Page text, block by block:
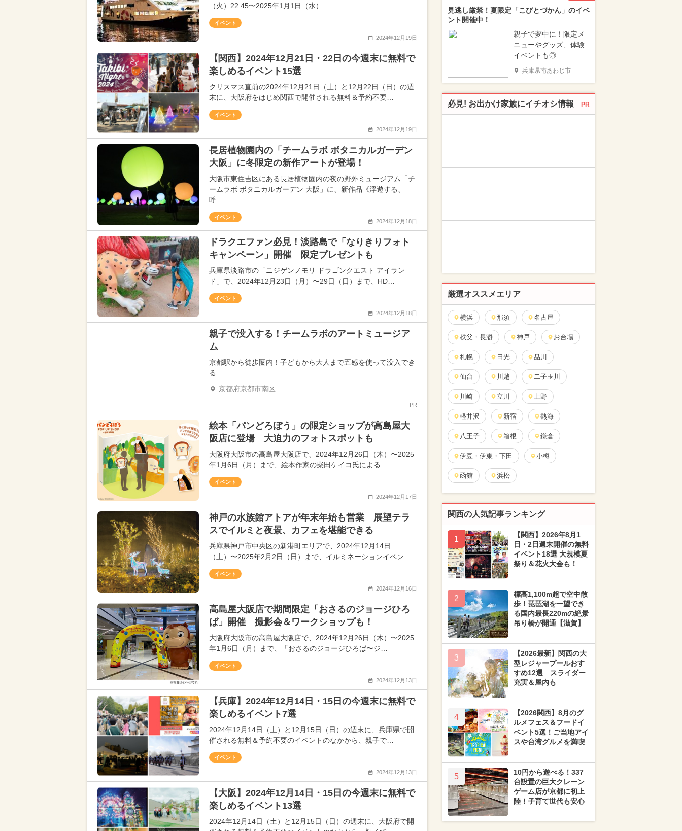
（火）22:45〜2025年1月1日（水）…
イベント
2024年12月19日
【関西】2024年12月21日・22日の今週末に無料で
楽しめるイベント15選
クリスマス直前の2024年12月21日（土）と12月22日（日）の週
末に、大阪府をはじめ関西で開催される無料＆予約不要…
イベント
2024年12月19日
長居植物園内の「チームラボ ボタニカルガーデン
大阪」に冬限定の新作アートが登場！
大阪市東住吉区にある長居植物園内の夜の野外ミュージアム「チ
ームラボ ボタニカルガーデン 大阪」に、新作品《浮遊する、
呼…
イベント
2024年12月18日
ドラクエファン必見！淡路島で「なりきりフォト
キャンペーン」開催 限定プレゼントも
兵庫県淡路市の「ニジゲンノモリ ドラゴンクエスト アイラン
ド」で、2024年12月23日（月）〜29日（日）まで、HD…
イベント
2024年12月18日
親子で没入する！チームラボのアートミュージア
ム
京都駅から徒歩圏内！子どもから大人まで五感を使って没入でき
る
京都府京都市南区
PR
絵本「パンどろぼう」の限定ショップが高島屋大
阪店に登場 大迫力のフォトスポットも
大阪府大阪市の高島屋大阪店で、2024年12月26日（木）〜2025
年1月6日（月）まで、絵本作家の柴田ケイコ氏による…
イベント
2024年12月17日
神戸の水族館アトアが年末年始も営業 展望テラ
スでイルミと夜景、カフェを堪能できる
兵庫県神戸市中央区の新港町エリアで、2024年12月14日
（土）〜2025年2月2日（日）まで、イルミネーションイベン…
イベント
2024年12月16日
高島屋大阪店で期間限定「おさるのジョージひろ
ば」開催 撮影会＆ワークショップも！
大阪府大阪市の高島屋大阪店で、2024年12月26日（木）〜2025
年1月6日（月）まで、「おさるのジョージひろば〜ジ…
イベント
2024年12月13日
【兵庫】2024年12月14日・15日の今週末に無料で
楽しめるイベント7選
2024年12月14日（土）と12月15日（日）の週末に、兵庫県で開
催される無料＆予約不要のイベントのなかから、親子で…
イベント
2024年12月13日
【大阪】2024年12月14日・15日の今週末に無料で
楽しめるイベント13選
2024年12月14日（土）と12月15日（日）の週末に、大阪府で開
見逃し厳禁！夏限定「こびとづかん」のイベ
ント開催中！
親子で夢中に！限定メ
ニューやグッズ、体験
イベントも◎
兵庫県南あわじ市
必見! お出かけ家族にイチオシ情報 PR
厳選オススメエリア
横浜 那須 名古屋
秩父・長瀞 神戸 お台場
札幌 日光 品川
仙台 川越 二子玉川
川崎 立川 上野
軽井沢 新宿 熱海
八王子 箱根 鎌倉
伊豆・伊東・下田 小樽
函館 浜松
関西の人気記事ランキング
1
【関西】2026年8月1
日・2日週末開催の無料
イベント18選 大規模夏
祭り＆花火大会も！
2
標高1,100m超で空中散
歩！琵琶湖を一望でき
る国内最長220mの絶景
吊り橋が開通【滋賀】
3
【2026最新】関西の大
型レジャープールおす
すめ12選 スライダー
充実＆屋内も
4
【2026関西】8月のグ
ルメフェス＆フードイ
ベント5選！ご当地アイ
スや台湾グルメを満喫
5
10円から遊べる！337
台設置の巨大クレーン
ゲーム店が京都に初上
陸！子育て世代も安心